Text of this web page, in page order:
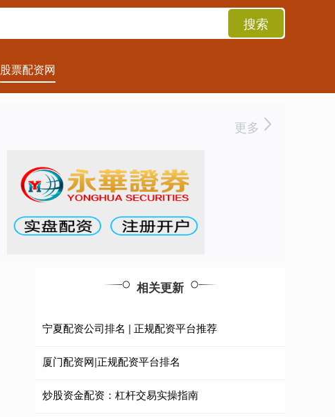
搜索
股票配资网
更多
相关更新
宁夏配资公司排名 | 正规配资平台推荐
厦门配资网|正规配资平台排名
炒股资金配资：杠杆交易实操指南